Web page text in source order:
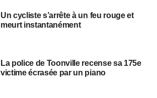
Un cycliste s’arrête à un feu rouge et
meurt instantanément
La police de Toonville recense sa 175e
victime écrasée par un piano